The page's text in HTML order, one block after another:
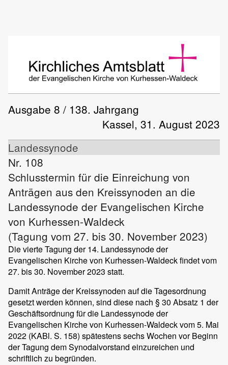
Ausgabe 8 / 138. Jahrgang
Kassel, 31. August 2023
Landessynode
Nr. 108
Schlusstermin für die Einreichung von
Anträgen aus den Kreissynoden an die
Landessynode der Evangelischen Kirche
von Kurhessen-Waldeck
(Tagung vom 27. bis 30. November 2023)
Die vierte Tagung der 14. Landessynode der
Evangelischen Kirche von Kurhessen-Waldeck findet vom
27. bis 30. November 2023 statt.
Damit Anträge der Kreissynoden auf die Tagesordnung
gesetzt werden können, sind diese nach § 30 Absatz 1 der
Geschäftsordnung für die Landessynode der
Evangelischen Kirche von Kurhessen-Waldeck vom 5. Mai
2022 (KABl. S. 158) spätestens sechs Wochen vor Beginn
der Tagung dem Synodalvorstand einzureichen und
schriftlich zu begründen.